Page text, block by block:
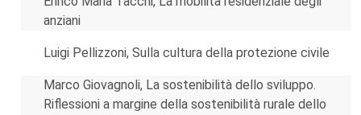
anziani
Luigi Pellizzoni, Sulla cultura della protezione civile
Marco Giovagnoli, La sostenibilità dello sviluppo.
Riflessioni a margine della sostenibilità rurale dello